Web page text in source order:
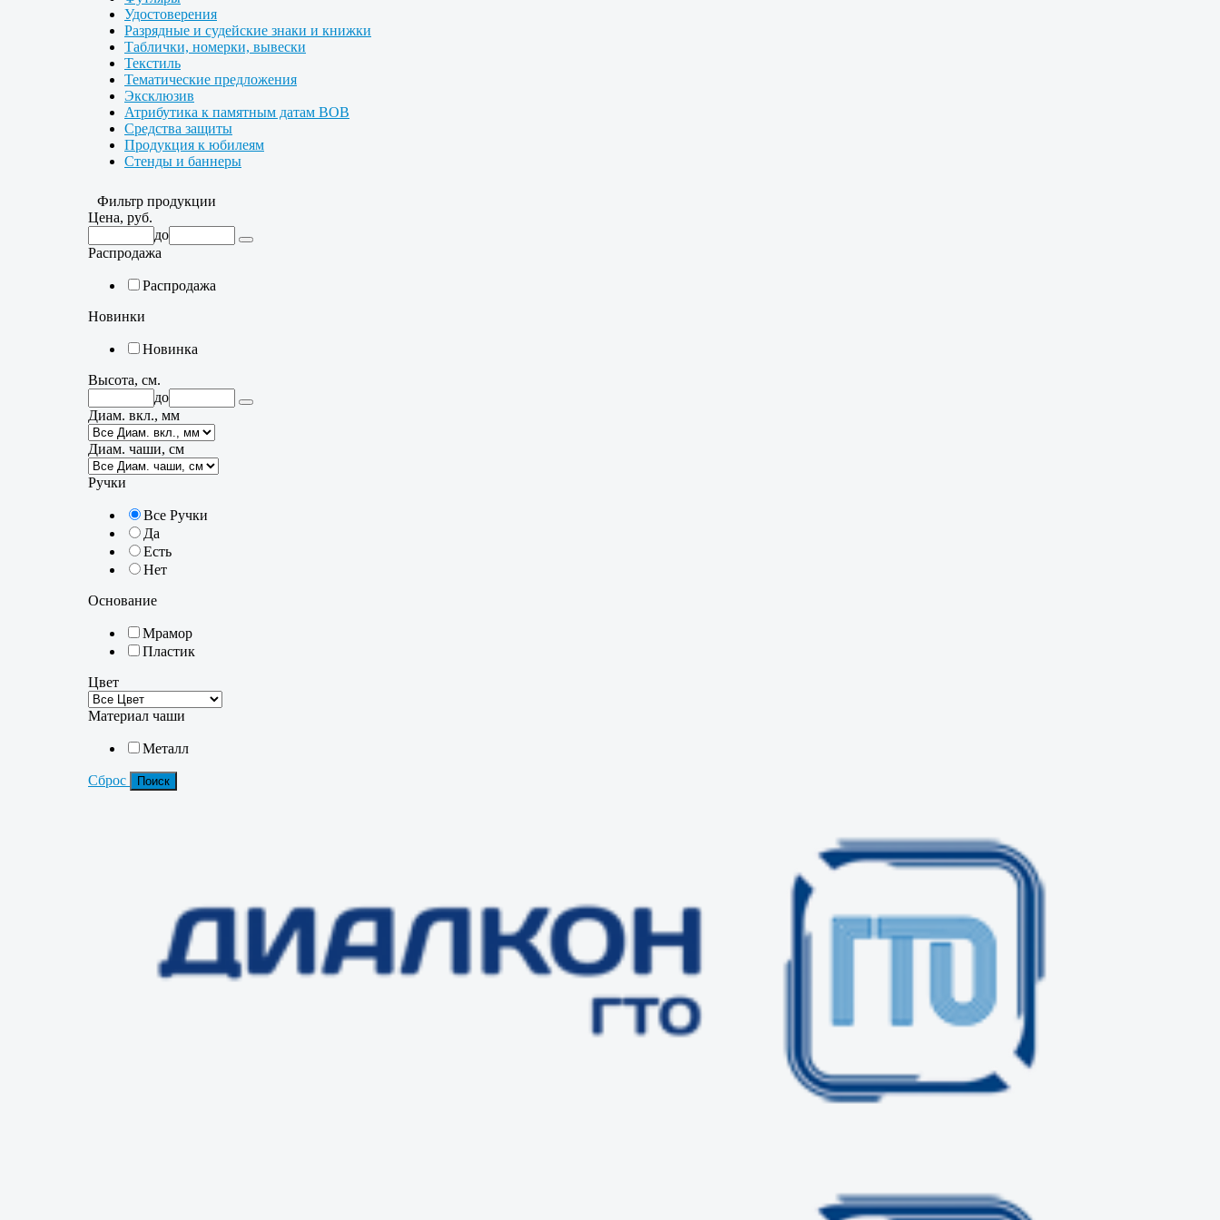
Удостоверения
Разрядные и судейские знаки и книжки
Таблички, номерки, вывески
Текстиль
Тематические предложения
Эксклюзив
Атрибутика к памятным датам ВОВ
Средства защиты
Продукция к юбилеям
Стенды и баннеры
Фильтр продукции
Цена, руб.
до
Распродажа
Распродажа
Новинки
Новинка
Высота, см.
до
Диам. вкл., мм
Диам. чаши, см
Ручки
Все Ручки
Да
Есть
Нет
Основание
Мрамор
Пластик
Цвет
Материал чаши
Металл
Сброс